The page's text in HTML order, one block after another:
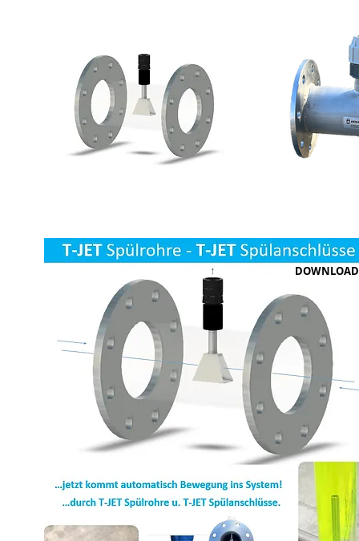
DOWNLOAD